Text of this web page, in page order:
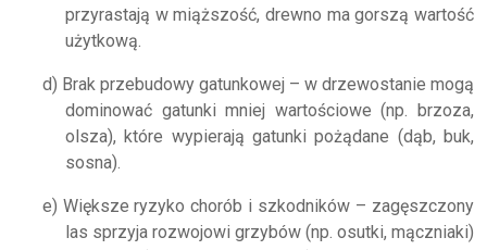
przyrastają w miąższość, drewno ma gorszą wartość
użytkową.
d) Brak przebudowy gatunkowej – w drzewostanie mogą
dominować gatunki mniej wartościowe (np. brzoza,
olsza), które wypierają gatunki pożądane (dąb, buk,
sosna).
e) Większe ryzyko chorób i szkodników – zagęszczony
las sprzyja rozwojowi grzybów (np. osutki, mączniaki)